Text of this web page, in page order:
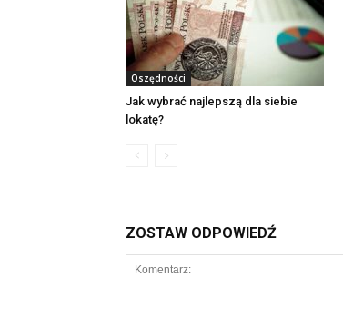
Oszędności
Jak wybrać najlepszą dla siebie
lokatę?
ZOSTAW ODPOWIEDŹ